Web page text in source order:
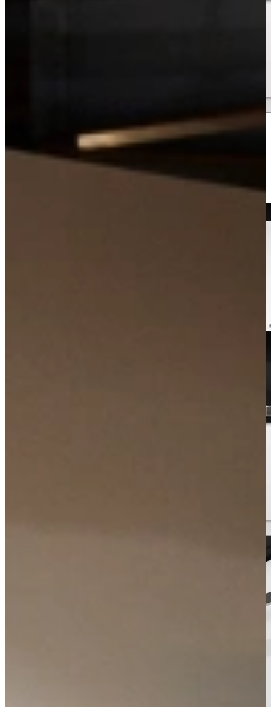
Bekijk de videotour
Vrijblijvend advies?
Kom langs in onze showroom, of maak gratis een afspraak